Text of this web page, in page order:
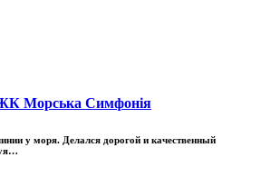
Морська Симфонія
у моря. Делался дорогой и качественный